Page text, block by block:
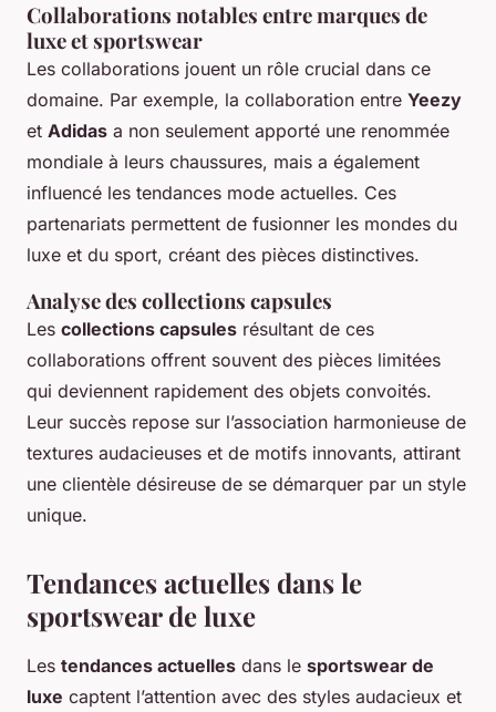
Collaborations notables entre marques de
luxe et sportswear
Les collaborations jouent un rôle crucial dans ce
domaine. Par exemple, la collaboration entre Yeezy
et Adidas a non seulement apporté une renommée
mondiale à leurs chaussures, mais a également
influencé les tendances mode actuelles. Ces
partenariats permettent de fusionner les mondes du
luxe et du sport, créant des pièces distinctives.
Analyse des collections capsules
Les collections capsules résultant de ces
collaborations offrent souvent des pièces limitées
qui deviennent rapidement des objets convoités.
Leur succès repose sur l’association harmonieuse de
textures audacieuses et de motifs innovants, attirant
une clientèle désireuse de se démarquer par un style
unique.
Tendances actuelles dans le
sportswear de luxe
Les tendances actuelles dans le sportswear de
luxe captent l’attention avec des styles audacieux et